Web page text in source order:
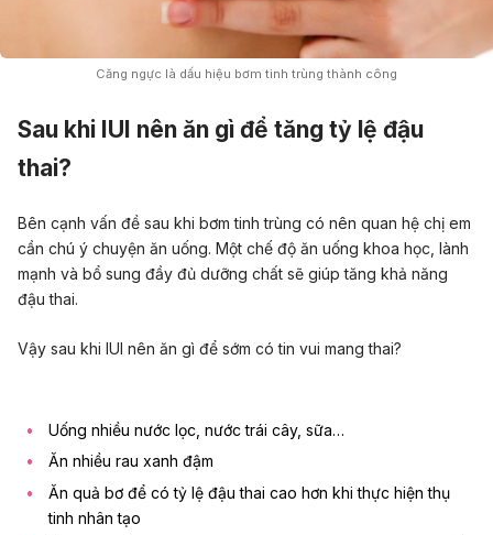
Căng ngực là dấu hiệu bơm tinh trùng thành công
Sau khi IUI nên ăn gì để tăng tỷ lệ đậu
thai?
Bên cạnh vấn đề sau khi bơm tinh trùng có nên quan hệ chị em
cần chú ý chuyện ăn uống. Một chế độ ăn uống khoa học, lành
mạnh và bổ sung đầy đủ dưỡng chất sẽ giúp tăng khả năng
đậu thai.
Vậy sau khi IUI nên ăn gì để sớm có tin vui mang thai?
Uống nhiều nước lọc, nước trái cây, sữa…
Ăn nhiều rau xanh đậm
Ăn quả bơ để có tỷ lệ đậu thai cao hơn khi thực hiện thụ
tinh nhân tạo